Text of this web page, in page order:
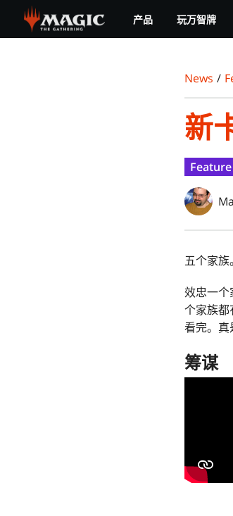
main
产品 玩万智牌
News /
新
Feature
五个家
效忠一个
个家族都
看完。真
筹谋